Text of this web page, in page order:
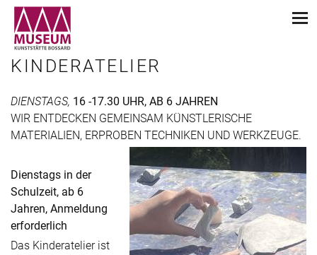
KINDERATELIER
DIENSTAGS, 16 -17.30 UHR, AB 6 JAHREN
WIR ENTDECKEN GEMEINSAM KÜNSTLERISCHE
MATERIALIEN, ERPROBEN TECHNIKEN UND WERKZEUGE.
Dienstags in der
Schulzeit, ab 6
Jahren, Anmeldung
erforderlich
Das Kinderatelier ist